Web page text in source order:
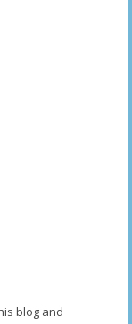
blog and